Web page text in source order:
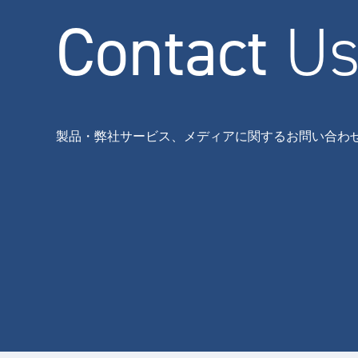
Contact Us
製品・弊社サービス、メディアに関するお問い合わ